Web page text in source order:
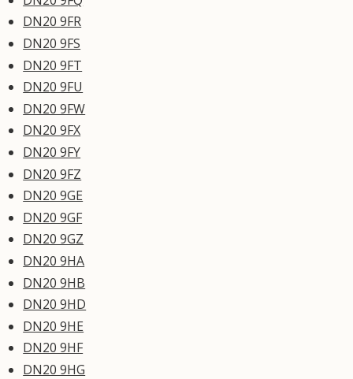
DN20 9FR
DN20 9FS
DN20 9FT
DN20 9FU
DN20 9FW
DN20 9FX
DN20 9FY
DN20 9FZ
DN20 9GE
DN20 9GF
DN20 9GZ
DN20 9HA
DN20 9HB
DN20 9HD
DN20 9HE
DN20 9HF
DN20 9HG